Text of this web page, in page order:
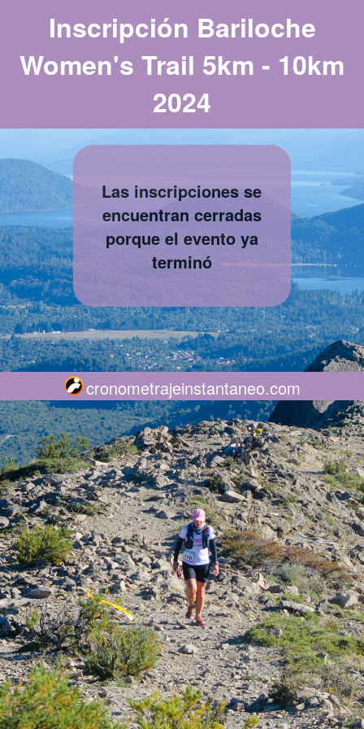
Inscripción Bariloche
Women's Trail 5km - 10km
2024
Las inscripciones se
encuentran cerradas
porque el evento ya
terminó
cronometrajeinstantaneo.com